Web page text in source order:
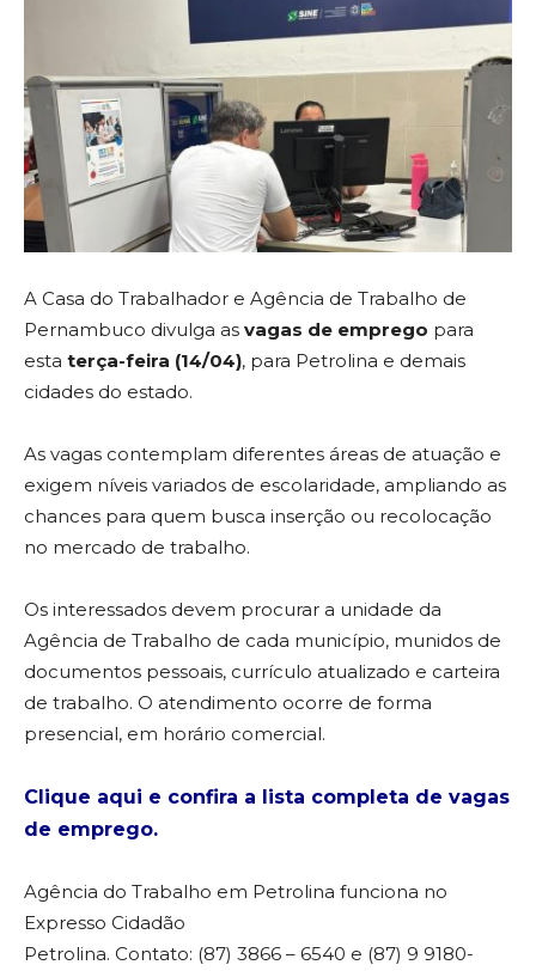
A Casa do Trabalhador e Agência de Trabalho de
Pernambuco divulga as vagas de emprego para
esta terça-feira (14/04), para Petrolina e demais
cidades do estado.
As vagas contemplam diferentes áreas de atuação e
exigem níveis variados de escolaridade, ampliando as
chances para quem busca inserção ou recolocação
no mercado de trabalho.
Os interessados devem procurar a unidade da
Agência de Trabalho de cada município, munidos de
documentos pessoais, currículo atualizado e carteira
de trabalho. O atendimento ocorre de forma
presencial, em horário comercial.
Clique aqui e confira a lista completa de vagas
de emprego.
Agência do Trabalho em Petrolina funciona no
Expresso Cidadão
Petrolina. Contato: (87) 3866 – 6540 e (87) 9 9180-